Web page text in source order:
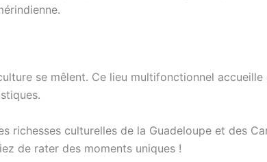
se mêlent. Ce lieu multifonctionnel
culturelles de la Guadeloupe et des
de rater des moments uniques !